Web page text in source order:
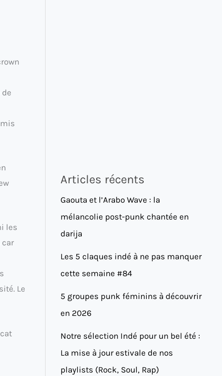
les
car
Le
Articles récents
Gaouta et l’Arabo Wave : la
mélancolie post-punk chantée en
darija
Les 5 claques indé à ne pas manquer
cette semaine #84
5 groupes punk féminins à découvrir
en 2026
Notre sélection Indé pour un bel été :
La mise à jour estivale de nos
playlists (Rock, Soul, Rap)